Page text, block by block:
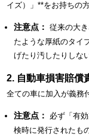
イズ）」**をお持ちの
注意点： 従来の大
たような厚紙のタイ
げたり汚したりしな
2. 自動車損害賠償
全ての車に加入が義務
注意点：
必ず「有
検時に発行されたも